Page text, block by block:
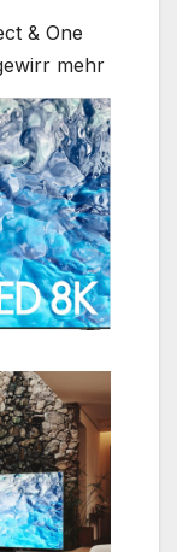
& One
mehr